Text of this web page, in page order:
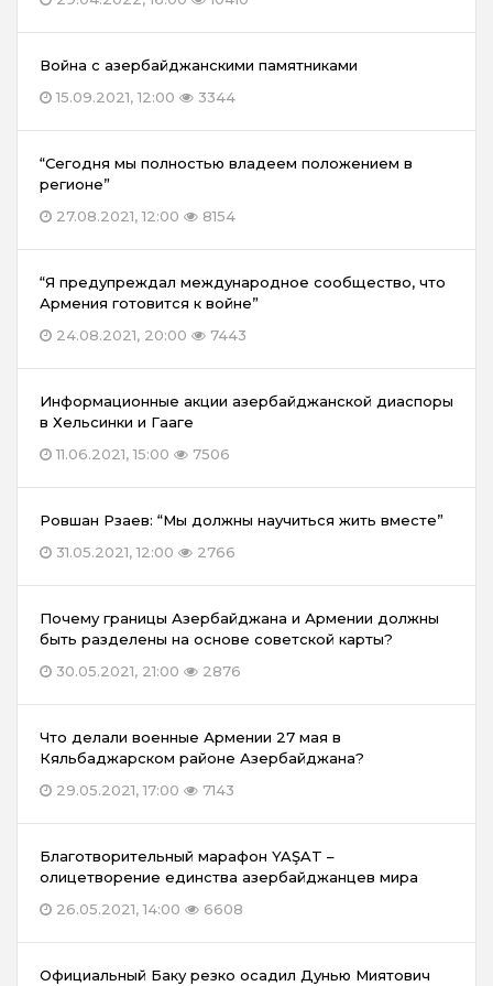
Война с азербайджанскими памятниками
15.09.2021, 12:00
3344
“Сегодня мы полностью владеем положением в
регионе”
27.08.2021, 12:00
8154
“Я предупреждал международное сообщество, что
Армения готовится к войне”
24.08.2021, 20:00
7443
Информационные акции азербайджанской диаспоры
в Хельсинки и Гааге
11.06.2021, 15:00
7506
Ровшан Рзаев: “Мы должны научиться жить вместе”
31.05.2021, 12:00
2766
Почему границы Азербайджана и Армении должны
быть разделены на основе советской карты?
30.05.2021, 21:00
2876
Что делали военные Армении 27 мая в
Кяльбаджарском районе Азербайджана?
29.05.2021, 17:00
7143
Благотворительный марафон YAŞAT –
олицетворение единства азербайджанцев мира
26.05.2021, 14:00
6608
Официальный Баку резко осадил Дунью Миятович